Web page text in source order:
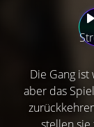
Die Gang
aber das